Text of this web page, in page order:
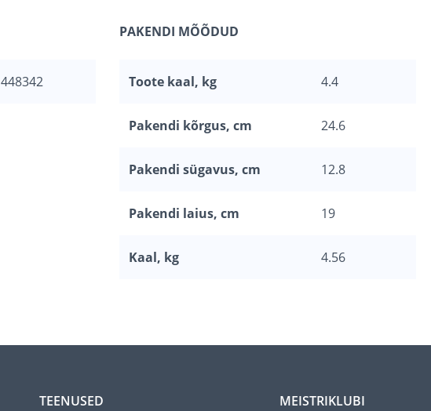
448342
PAKENDI MÕÕDUD
Toote kaal, kg 4.4
Pakendi kõrgus, cm 24.6
Pakendi sügavus, cm 12.8
Pakendi laius, cm 19
Kaal, kg 4.56
TEENUSED
MEISTRIKLUBI